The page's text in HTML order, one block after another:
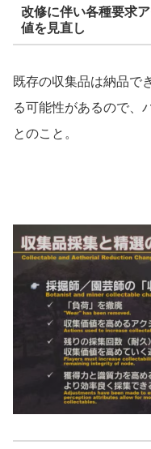
改修に伴い各種要求
値を見直し
既存の収集品は納品で
る可能性があるので、
とのこと。